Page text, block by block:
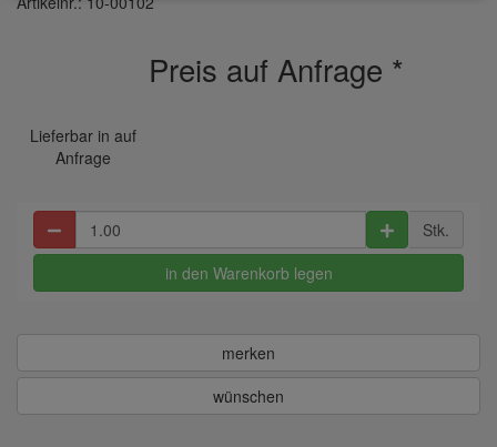
Preis auf Anfrage *
Lieferbar in auf
Anfrage
Stk.
in den Warenkorb legen
merken
wünschen